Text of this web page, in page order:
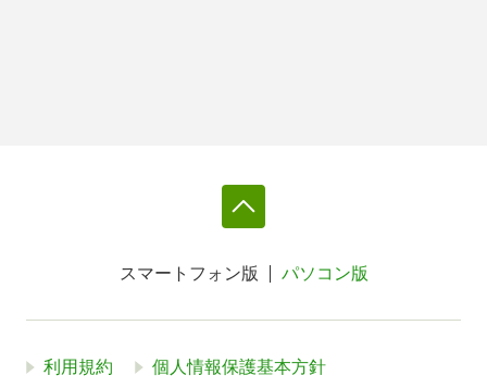
スマートフォン版 パソコン版
利用規約 個人情報保護基本方針